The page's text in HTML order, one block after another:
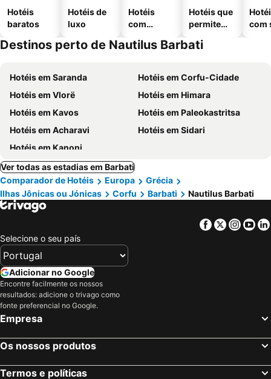
Hotéis
baratos
Hotéis de
luxo
Hotéis
com
Hotéis que
permitem
com
Destinos perto de Nautilus Barbati
Hotéis em Saranda
Hotéis em Corfu-Cidade
Hotéis em Vlorë
Hotéis em Himara
Hotéis em Kavos
Hotéis em Paleokastritsa
Hotéis em Acharavi
Hotéis em Sidari
Hotéis em Kanoni
Ver todas as estadias em Barbati
Comparador de Hotéis
Europa
Grécia
Ilhas Jônicas ou Jónicas
Corfu Barbati Nautilus Barbati
Facebook
Twitter
Selecione o seu país
Adicionar no Google
Encontre facilmente os nossos
resultados: adicione o trivago como
fonte preferencial no Google.
Empresa
Os nossos produtos
Termos e políticas